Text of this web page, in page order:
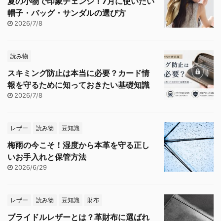
帽子・バッグ・サンダルの選び方
2026/7/8
読み物
スキミング防止は本当に必要？カード情
報を守るために知っておきたい基礎知識
2026/7/8
レザー 読み物 豆知識
梅雨の今こそ！湿度から本革を守る正し
いお手入れと保管方法
2026/6/29
レザー 読み物 豆知識 財布
ブライドルレザーとは？革財布に選ばれ